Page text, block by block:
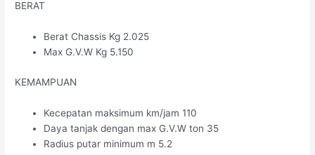
BERAT
Berat Chassis Kg 2.025
Max G.V.W Kg 5.150
KEMAMPUAN
Kecepatan maksimum km/jam 110
Daya tanjak dengan max G.V.W ton 35
Radius putar minimum m 5.2